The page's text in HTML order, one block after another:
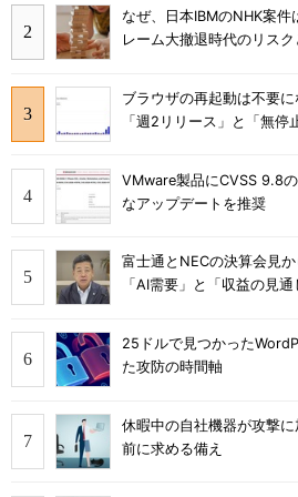
なぜ、日本IBMのNHK案
レーム大撤退時代のリスク
ブラウザの再起動は不要
「週2リリース」と「無停
VMware製品にCVSS 9.8
なアップデートを推奨
富士通とNECの決算会見
「AI需要」と「収益の見通
25ドルで見つかった
た攻防の時間軸
休暇中の自社機器が攻撃
前に求める備え